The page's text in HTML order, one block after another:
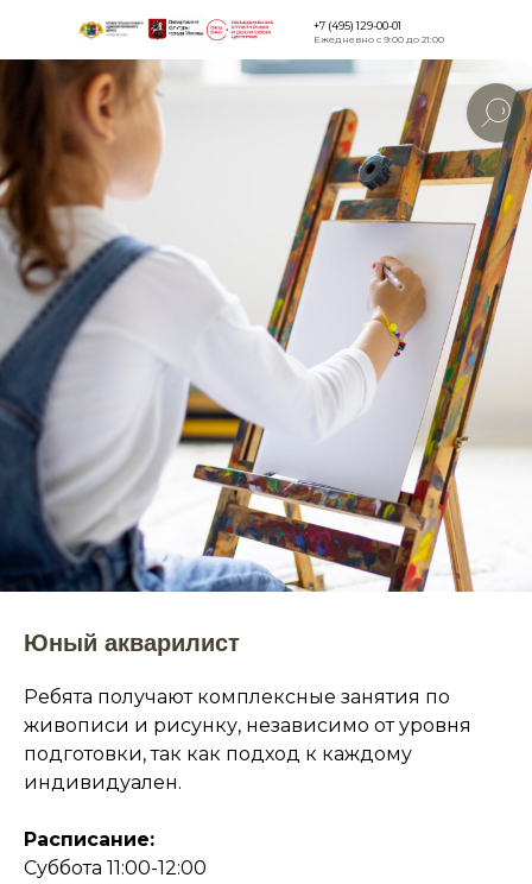
Версия для
+7 (495) 129-00-01
Ежедневно с 9:00 до 21:00
Юный акварилист
Ребята получают комплексные занятия по
живописи и рисунку, независимо от уровня
подготовки, так как подход к каждому
индивидуален.
Расписание:
Суббота 11:00-12:00